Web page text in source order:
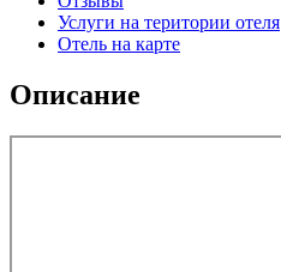
Услуги на територии отеля
Отель на карте
Описание